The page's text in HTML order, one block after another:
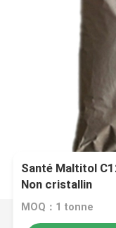
Santé Maltitol
Non cristallin
MOQ：1 tonne